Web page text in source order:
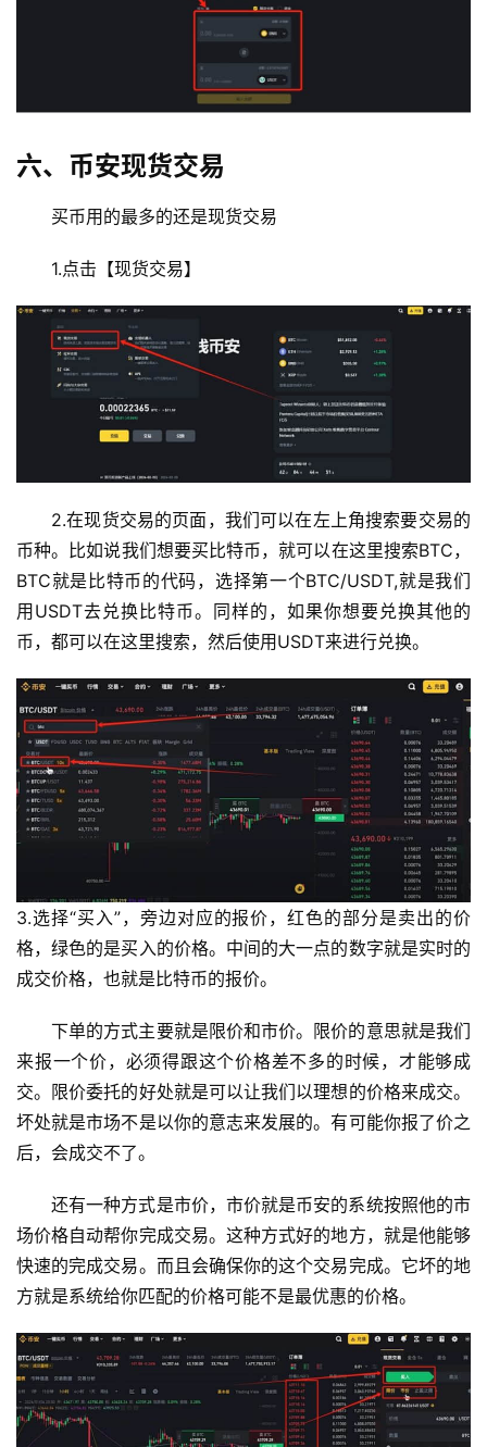
六、币安现货交易
买币用的最多的还是现货交易
1.点击【现货交易】
2.在现货交易的页面，我们可以在左上角搜索要交易的
币种。比如说我们想要买比特币，就可以在这里搜索BTC，
BTC就是比特币的代码，选择第一个BTC/USDT,就是我们
用USDT去兑换比特币。同样的，如果你想要兑换其他的
币，都可以在这里搜索，然后使用USDT来进行兑换。
3.选择“买入”，旁边对应的报价，红色的部分是卖出的价
格，绿色的是买入的价格。中间的大一点的数字就是实时的
成交价格，也就是比特币的报价。
下单的方式主要就是限价和市价。限价的意思就是我们
来报一个价，必须得跟这个价格差不多的时候，才能够成
交。限价委托的好处就是可以让我们以理想的价格来成交。
坏处就是市场不是以你的意志来发展的。有可能你报了价之
后，会成交不了。
还有一种方式是市价，市价就是币安的系统按照他的市
场价格自动帮你完成交易。这种方式好的地方，就是他能够
快速的完成交易。而且会确保你的这个交易完成。它坏的地
方就是系统给你匹配的价格可能不是最优惠的价格。